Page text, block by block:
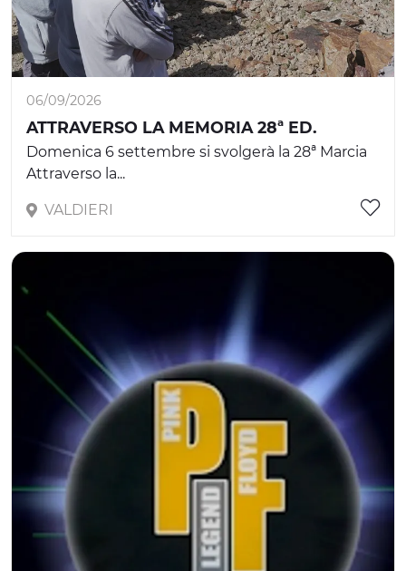
06/09/2026
ATTRAVERSO LA MEMORIA 28ª ED.
Domenica 6 settembre si svolgerà la 28ª Marcia
Attraverso la...
VALDIERI